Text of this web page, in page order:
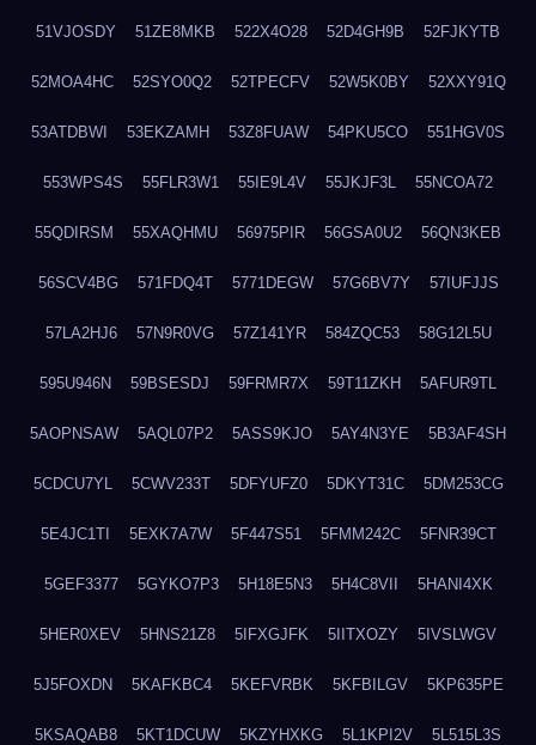
51VJOSDY 51ZE8MKB 522X4O28 52D4GH9B 52FJKYTB
52MOA4HC 52SYO0Q2 52TPECFV 52W5K0BY 52XXY91Q
53ATDBWI 53EKZAMH 53Z8FUAW 54PKU5CO 551HGV0S
553WPS4S 55FLR3W1 55IE9L4V 55JKJF3L 55NCOA72
55QDIRSM 55XAQHMU 56975PIR 56GSA0U2 56QN3KEB
56SCV4BG 571FDQ4T 5771DEGW 57G6BV7Y 57IUFJJS
57LA2HJ6 57N9R0VG 57Z141YR 584ZQC53 58G12L5U
595U946N 59BSESDJ 59FRMR7X 59T11ZKH 5AFUR9TL
5AOPNSAW 5AQL07P2 5ASS9KJO 5AY4N3YE 5B3AF4SH
5CDCU7YL 5CWV233T 5DFYUFZ0 5DKYT31C 5DM253CG
5E4JC1TI 5EXK7A7W 5F447S51 5FMM242C 5FNR39CT
5GEF3377 5GYKO7P3 5H18E5N3 5H4C8VII 5HANI4XK
5HER0XEV 5HNS21Z8 5IFXGJFK 5IITXOZY 5IVSLWGV
5J5FOXDN 5KAFKBC4 5KEFVRBK 5KFBILGV 5KP635PE
5KSAQAB8 5KT1DCUW 5KZYHXKG 5L1KPI2V 5L515L3S